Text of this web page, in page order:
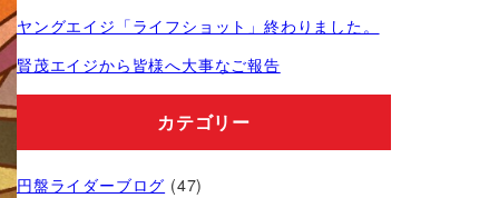
ヤングエイジ「ライフショット」終わりました。
賢茂エイジから皆様へ大事なご報告
カテゴリー
円盤ライダーブログ (47)